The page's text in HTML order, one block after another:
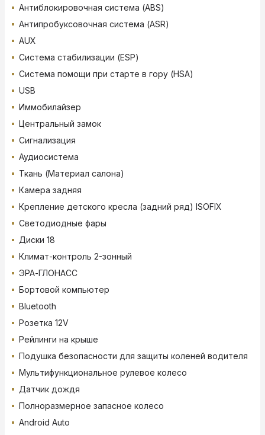
Антиблокировочная система (ABS)
Антипробуксовочная система (ASR)
AUX
Система стабилизации (ESP)
Система помощи при старте в гору (HSA)
USB
Иммобилайзер
Центральный замок
Сигнализация
Аудиосистема
Ткань (Материал салона)
Камера задняя
Крепление детского кресла (задний ряд) ISOFIX
Светодиодные фары
Диски 18
Климат-контроль 2-зонный
ЭРА-ГЛОНАСС
Бортовой компьютер
Bluetooth
Розетка 12V
Рейлинги на крыше
Подушка безопасности для защиты коленей водителя
Мультифункциональное рулевое колесо
Датчик дождя
Полноразмерное запасное колесо
Android Auto